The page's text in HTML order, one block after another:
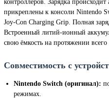
контроллеров. Зарядка
прикреплены к консоли Nintendo
Joy-Con Charging Grip. Полная
Встроенный литий-ионный
свою ёмкость на протяжении всего
Совместимость с
Nintendo Switch (оригинал):
режимах.